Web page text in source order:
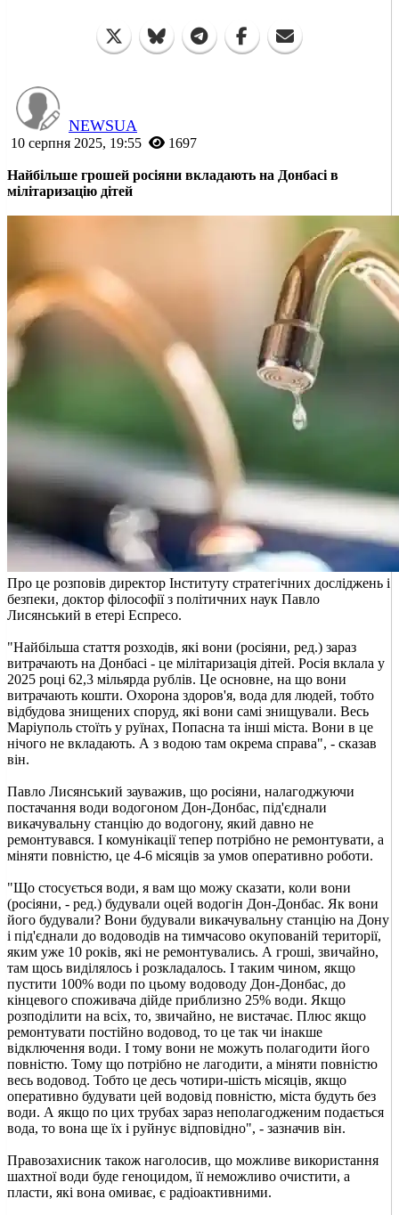
NEWSUA
10 серпня 2025, 19:55 1697
Найбільше грошей росіяни вкладають на Донбасі в
мілітаризацію дітей
Про це розповів директор Інституту стратегічних досліджень і
безпеки, доктор філософії з політичних наук Павло
Лисянський в етері Еспресо.
"Найбільша стаття розходів, які вони (росіяни, ред.) зараз
витрачають на Донбасі - це мілітаризація дітей. Росія вклала у
2025 році 62,3 мільярда рублів. Це основне, на що вони
витрачають кошти. Охорона здоров'я, вода для людей, тобто
відбудова знищених споруд, які вони самі знищували. Весь
Маріуполь стоїть у руїнах, Попасна та інші міста. Вони в це
нічого не вкладають. А з водою там окрема справа", - сказав
він.
Павло Лисянський зауважив, що росіяни, налагоджуючи
постачання води водогоном Дон-Донбас, під'єднали
викачувальну станцію до водогону, який давно не
ремонтувався. І комунікації тепер потрібно не ремонтувати, а
міняти повністю, це 4-6 місяців за умов оперативно роботи.
"Що стосується води, я вам що можу сказати, коли вони
(росіяни, - ред.) будували оцей водогін Дон-Донбас. Як вони
його будували? Вони будували викачувальну станцію на Дону
і під'єднали до водоводів на тимчасово окупованій території,
яким уже 10 років, які не ремонтувались. А гроші, звичайно,
там щось виділялось і розкладалось. І таким чином, якщо
пустити 100% води по цьому водоводу Дон-Донбас, до
кінцевого споживача дійде приблизно 25% води. Якщо
розподілити на всіх, то, звичайно, не вистачає. Плюс якщо
ремонтувати постійно водовод, то це так чи інакше
відключення води. І тому вони не можуть полагодити його
повністю. Тому що потрібно не лагодити, а міняти повністю
весь водовод. Тобто це десь чотири-шість місяців, якщо
оперативно будувати цей водовід повністю, міста будуть без
води. А якщо по цих трубах зараз неполагодженим подається
вода, то вона ще їх і руйнує відповідно", - зазначив він.
Правозахисник також наголосив, що можливе використання
шахтної води буде геноцидом, її неможливо очистити, а
пласти, які вона омиває, є радіоактивними.